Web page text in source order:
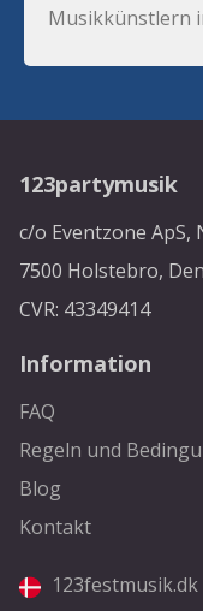
Musikkünstlern
123partymusik
c/o Eventzone ApS,
7500 Holstebro,
CVR: 43349414
Information
FAQ
Regeln und
Blog
Kontakt
123festmusik.dk